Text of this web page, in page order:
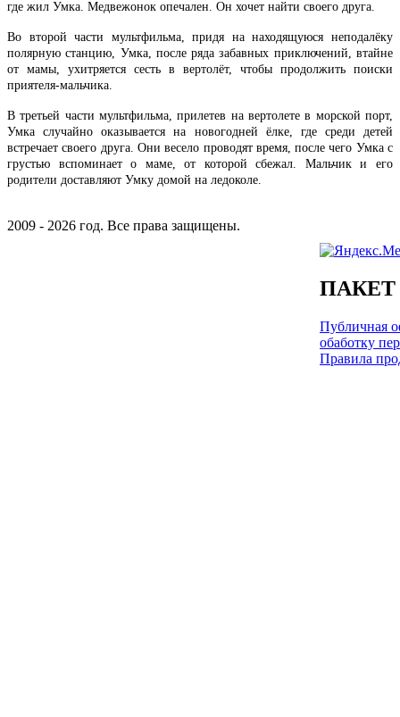
где жил Умка. Медвежонок опечален. Он хочет найти своего друга.
Во второй части мультфильма, придя на находящуюся неподалёку
полярную станцию, Умка, после ряда забавных приключений, втайне
от мамы, ухитряется сесть в вертолёт, чтобы продолжить поиски
приятеля-мальчика.
В третьей части мультфильма, прилетев на вертолете в морской порт,
Умка случайно оказывается на новогодней ёлке, где среди детей
встречает своего друга. Они весело проводят время, после чего Умка с
грустью вспоминает о маме, от которой сбежал. Мальчик и его
родители доставляют Умку домой на ледоколе.
2009 - 2026 год. Все права защищены.
Публичная
обаботку
Правила